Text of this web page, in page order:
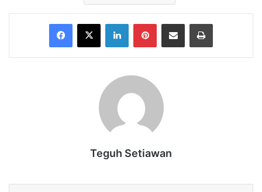
Facebook
X LinkedInPinterestShare via Email Print
Teguh Setiawan